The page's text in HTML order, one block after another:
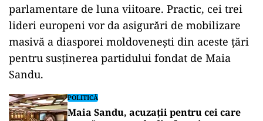
parlamentare de luna viitoare. Practic, cei trei
lideri europeni vor da asigurări de mobilizare
masivă a diasporei moldovenești din aceste țări
pentru susținerea partidului fondat de Maia
Sandu.
POLITICĂ
Maia Sandu, acuzații pentru cei care